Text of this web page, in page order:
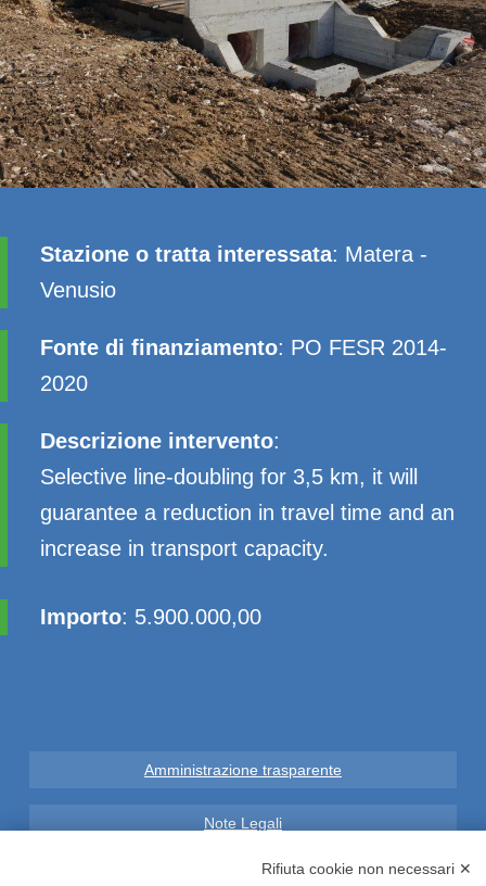
Stazione o tratta interessata: Matera -
Venusio
Fonte di finanziamento: PO FESR 2014-
2020
Descrizione intervento:
Selective line-doubling for 3,5 km, it will
guarantee a reduction in travel time and an
increase in transport capacity.
Importo: 5.900.000,00
Amministrazione trasparente
Note Legali
PrivacyRifiuta cookie non necessari ✕